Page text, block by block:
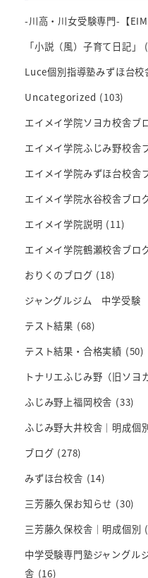
-川高・川女受験専門-【
「小説（風）子育て日記」
Luce個別指導塾みずほ台校
Uncategorized (103)
エイメイ学院ソヨカ校舎ブ
エイメイ学院ふじみ野校舎
エイメイ学院みずほ台校舎
エイメイ学院水谷校舎ブロ
エイメイ学院説明 (11)
エイメイ学院鶴瀬校舎ブロ
おりくのブログ (18)
ジャングルジム 中学受験
テスト結果 (68)
テスト結果・合格実績 (50)
トナリエふじみ野（旧ソヨ
ふじみ野上福岡校舎 (33)
ふじみ野大井校舎｜明成個
ブログ (278)
みずほ台校舎 (14)
三芳藤久保お知らせ (30)
三芳藤久保校舎｜明成個別
中学受験専門塾ジャング
舎 (16)